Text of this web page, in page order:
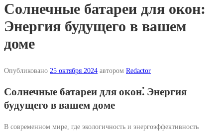
Солнечные батареи для окон:
Энергия будущего в вашем
доме
Опубликовано 25 октября 2024 автором Redactor
Солнечные батареи для окон⁚ Энергия
будущего в вашем доме
В современном мире, где экологичность и энергоэффективность